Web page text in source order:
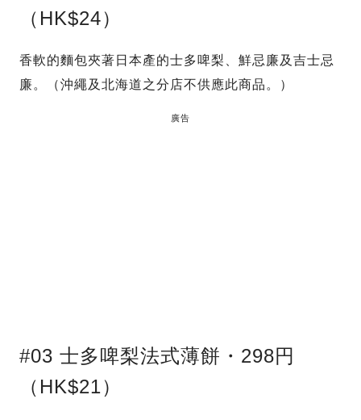
（HK$24）
香軟的麵包夾著日本產的士多啤梨、鮮忌廉及吉士忌
廉。（沖繩及北海道之分店不供應此商品。）
廣告
#03 士多啤梨法式薄餅・298円
（HK$21）